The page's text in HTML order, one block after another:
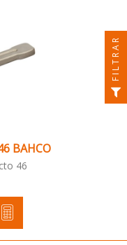
BAHCO
46
FILTRAR